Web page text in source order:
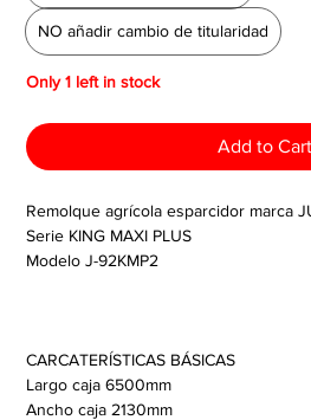
NO añadir cambio de titularidad
Only 1 left in stock
Add to Cart
Remolque agrícola esparcidor marca
Serie KING MAXI PLUS
Modelo J-92KMP2
CARCATERÍSTICAS BÁSICAS
Largo caja 6500mm
Ancho caja 2130mm